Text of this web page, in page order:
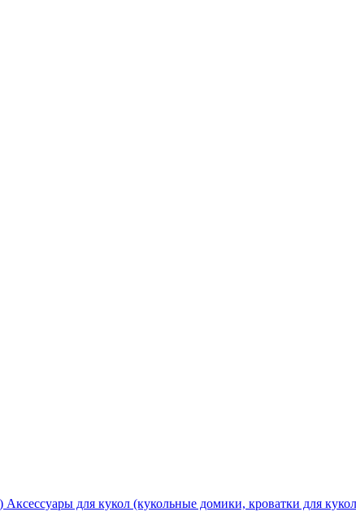
Аксессуары для кукол (кукольные домики, кроватки для